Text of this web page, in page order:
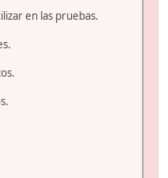
en las pruebas.